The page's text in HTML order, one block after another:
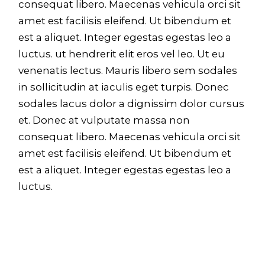
consequat libero. Maecenas vehicula orci sit
amet est facilisis eleifend. Ut bibendum et
est a aliquet. Integer egestas egestas leo a
luctus. ut hendrerit elit eros vel leo. Ut eu
venenatis lectus. Mauris libero sem sodales
in sollicitudin at iaculis eget turpis. Donec
sodales lacus dolor a dignissim dolor cursus
et. Donec at vulputate massa non
consequat libero. Maecenas vehicula orci sit
amet est facilisis eleifend. Ut bibendum et
est a aliquet. Integer egestas egestas leo a
luctus.